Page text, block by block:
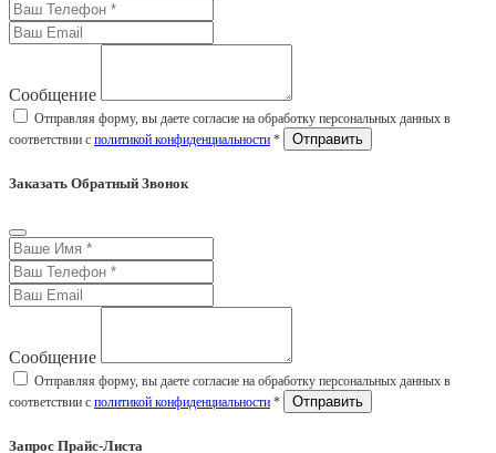
Сообщение
Отправляя форму, вы даете согласие на обработку персональных данных в
соответствии с политикой конфиденциальности *
Заказать Обратный Звонок
Сообщение
Отправляя форму, вы даете согласие на обработку персональных данных в
соответствии с политикой конфиденциальности *
Запрос Прайс-Листа